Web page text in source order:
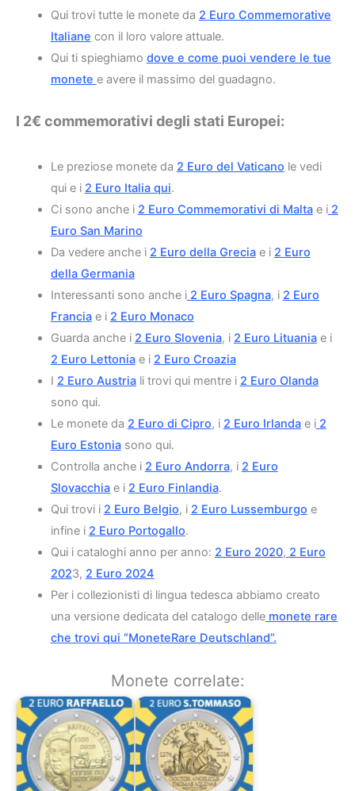
Qui trovi tutte le monete da 2 Euro Commemorative
Italiane con il loro valore attuale.
Qui ti spieghiamo dove e come puoi vendere le tue
monete e avere il massimo del guadagno.
I 2€ commemorativi degli stati Europei:
Le preziose monete da 2 Euro del Vaticano le vedi
qui e i 2 Euro Italia qui.
Ci sono anche i 2 Euro Commemorativi di Maltae i2
Euro San Marino
Da vedere anche i 2 Euro della Greciae i 2 Euro
della Germania
Interessanti sono anche i2 Euro Spagna, i 2 Euro
Franciae i 2 Euro Monaco
Guarda anche i 2 Euro Slovenia, i 2 Euro Lituaniae i
2 Euro Lettoniae i 2 Euro Croazia
I 2 Euro Austriali trovi qui mentre i 2 Euro Olanda
sono qui.
Le monete da 2 Euro di Cipro, i 2 Euro Irlandae i2
Euro Estoniasono qui.
Controlla anche i 2 Euro Andorra, i 2 Euro
Slovacchiae i 2 Euro Finlandia.
Qui trovi i 2 Euro Belgio, i 2 Euro Lussemburgo e
infine i 2 Euro Portogallo.
Qui i cataloghi anno per anno: 2 Euro 2020, 2 Euro
2023, 2 Euro 2024
Per i collezionisti di lingua tedesca abbiamo creato
una versione dedicata del catalogo dellemonete rare
che trovi qui “MoneteRare Deutschland”.
Monete correlate: